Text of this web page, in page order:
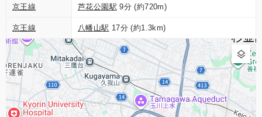
京王線 芦花公園駅 9分 (約720m)
京王線 八幡山駅 17分 (約1.3km)